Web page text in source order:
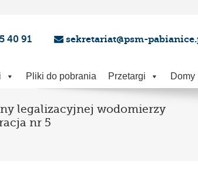
40 91 sekretariat@psm-
Pliki do pobrania Przetargi Domy
legalizacyjnej wodomierzy
nr 5